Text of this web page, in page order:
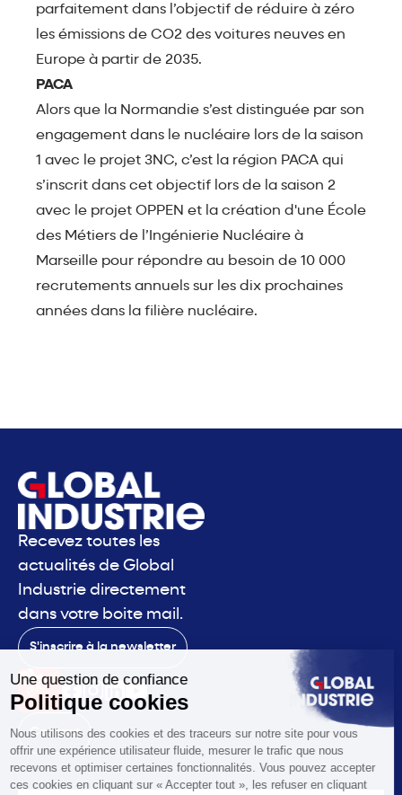
parfaitement dans l’objectif de réduire à zéro
les émissions de CO2 des voitures neuves en
Europe à partir de 2035.
PACA
Alors que la Normandie s’est distinguée par son
engagement dans le nucléaire lors de la saison
1 avec le projet 3NC, c’est la région PACA qui
s’inscrit dans cet objectif lors de la saison 2
avec le projet OPPEN et la création d'une École
des Métiers de l’Ingénierie Nucléaire à
Marseille pour répondre au besoin de 10 000
recrutements annuels sur les dix prochaines
années dans la filière nucléaire.
Recevez toutes les
actualités de Global
Industrie directement
dans votre boite mail.
S'inscrire à la newsletter
Contact